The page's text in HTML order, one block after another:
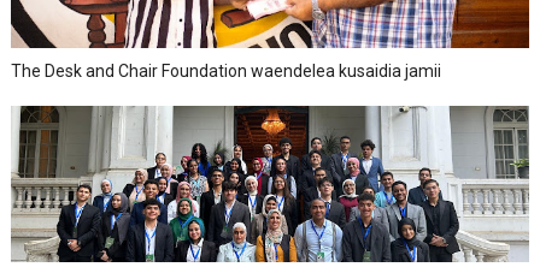
The Desk and Chair Foundation waendelea kusaidia jamii